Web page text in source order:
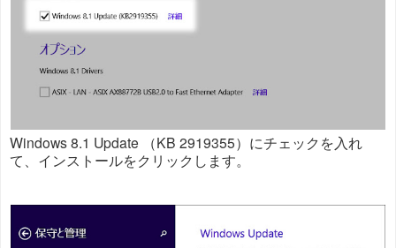
Windows 8.1 Update （KB 2919355）にチェックを入れ
て、インストールをクリックします。